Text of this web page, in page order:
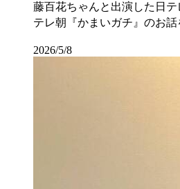
藤百花ちゃんと出演した日
テレ朝『かまいガチ』のお
2026/5/8